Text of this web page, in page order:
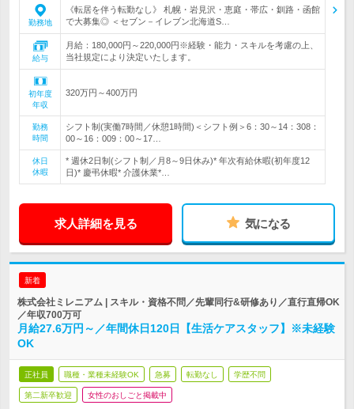
勤務地
《転居を伴う転勤なし》 札幌・岩見沢・恵庭・帯広・釧路・函館
で大募集◎ ＜セブン－イレブン北海道S…
給与
月給：180,000円～220,000円※経験・能力・スキルを考慮の上、
当社規定により決定いたします。
初年度
年収
320万円～400万円
勤務
時間
シフト制(実働7時間／休憩1時間)＜シフト例＞6：30～14：308：
00～16：009：00～17…
休日
休暇
* 週休2日制(シフト制／月8～9日休み)* 年次有給休暇(初年度12
日)* 慶弔休暇* 介護休業*…
求人詳細を見る 気になる
新着
株式会社ミレニアム | スキル・資格不問／先輩同行&研修あり／直行直帰OK
／年収700万可
月給27.6万円～／年間休日120日【生活ケアスタッフ】※未経験
OK
正社員 職種・業種未経験OK 急募 転勤なし 学歴不問
第二新卒歓迎 女性のおしごと掲載中